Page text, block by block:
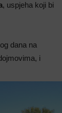
, uspjeha koji bi
dana na
i